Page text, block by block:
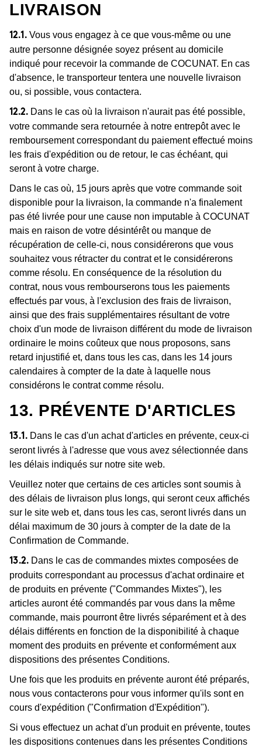
LIVRAISON
12.1. Vous vous engagez à ce que vous-même ou une
autre personne désignée soyez présent au domicile
indiqué pour recevoir la commande de COCUNAT. En cas
d'absence, le transporteur tentera une nouvelle livraison
ou, si possible, vous contactera.
12.2. Dans le cas où la livraison n'aurait pas été possible,
votre commande sera retournée à notre entrepôt avec le
remboursement correspondant du paiement effectué moins
les frais d'expédition ou de retour, le cas échéant, qui
seront à votre charge.
Dans le cas où, 15 jours après que votre commande soit
disponible pour la livraison, la commande n'a finalement
pas été livrée pour une cause non imputable à COCUNAT
mais en raison de votre désintérêt ou manque de
récupération de celle-ci, nous considérerons que vous
souhaitez vous rétracter du contrat et le considérerons
comme résolu. En conséquence de la résolution du
contrat, nous vous rembourserons tous les paiements
effectués par vous, à l'exclusion des frais de livraison,
ainsi que des frais supplémentaires résultant de votre
choix d'un mode de livraison différent du mode de livraison
ordinaire le moins coûteux que nous proposons, sans
retard injustifié et, dans tous les cas, dans les 14 jours
calendaires à compter de la date à laquelle nous
considérons le contrat comme résolu.
13. PRÉVENTE D'ARTICLES
13.1. Dans le cas d'un achat d'articles en prévente, ceux-ci
seront livrés à l'adresse que vous avez sélectionnée dans
les délais indiqués sur notre site web.
Veuillez noter que certains de ces articles sont soumis à
des délais de livraison plus longs, qui seront ceux affichés
sur le site web et, dans tous les cas, seront livrés dans un
délai maximum de 30 jours à compter de la date de la
Confirmation de Commande.
13.2. Dans le cas de commandes mixtes composées de
produits correspondant au processus d'achat ordinaire et
de produits en prévente ("Commandes Mixtes"), les
articles auront été commandés par vous dans la même
commande, mais pourront être livrés séparément et à des
délais différents en fonction de la disponibilité à chaque
moment des produits en prévente et conformément aux
dispositions des présentes Conditions.
Une fois que les produits en prévente auront été préparés,
nous vous contacterons pour vous informer qu'ils sont en
cours d'expédition ("Confirmation d'Expédition").
Si vous effectuez un achat d'un produit en prévente, toutes
les dispositions contenues dans les présentes Conditions